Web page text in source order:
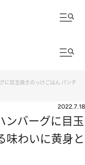
に目玉焼きのっけごはん パンチ
2022.7.18
ンバーグに目玉
味わいに黄身と